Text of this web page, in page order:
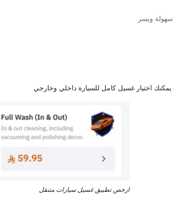
سهولة ويسر
يمكنك اختيار غسيل كامل للسيارة داخلي وخارجي
ارخص تطبيق غسيل سيارات متنقل